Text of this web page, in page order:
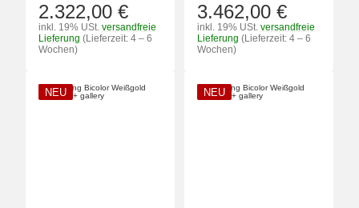
2.322,00 €
inkl. 19% USt. versandfreie
Lieferung (Lieferzeit: 4 – 6
Wochen)
3.462,00 €
inkl. 19% USt. versandfreie
Lieferung (Lieferzeit: 4 – 6
Wochen)
NEU NEU